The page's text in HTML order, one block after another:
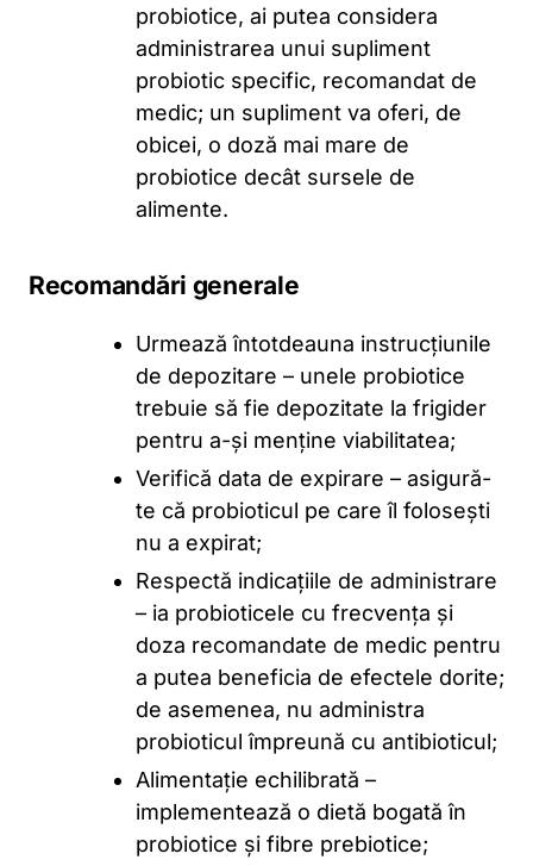
probiotice, ai putea considera
administrarea unui supliment
probiotic specific, recomandat de
medic; un supliment va oferi, de
obicei, o doză mai mare de
probiotice decât sursele de
alimente.
Recomandări generale
Urmează întotdeauna instrucțiunile
de depozitare – unele probiotice
trebuie să fie depozitate la frigider
pentru a-și menține viabilitatea;
Verifică data de expirare – asigură-
te că probioticul pe care îl folosești
nu a expirat;
Respectă indicațiile de administrare
– ia probioticele cu frecvența și
doza recomandate de medic pentru
a putea beneficia de efectele dorite;
de asemenea, nu administra
probioticul împreună cu antibioticul;
Alimentație echilibrată –
implementează o dietă bogată în
probiotice și fibre prebiotice;